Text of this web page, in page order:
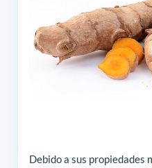
Debido a sus propiedades